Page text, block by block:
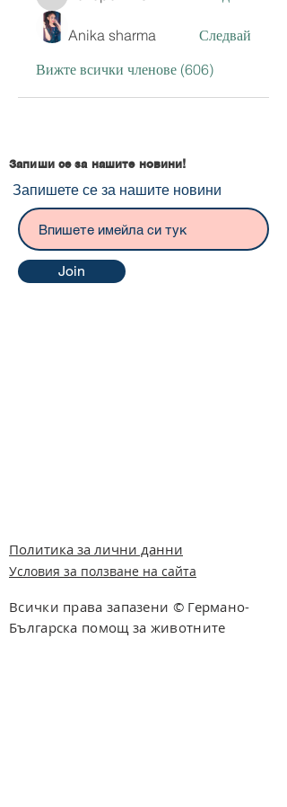
Anika sharma
Следвай
Вижте всички членове (606)
Запиши се за нашите новини!
Запишете се за нашите новини
Join
Политика за лични данни
Условия за ползване на сайта
Всички права запазени © Германо-
Българска помощ за животните